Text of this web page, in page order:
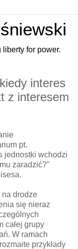
for power.
interes
z interesem
pt.
jednostki wchodzi
zaradzić?"
drodze
się nieraz
całej grupy
W ramach
przykłady